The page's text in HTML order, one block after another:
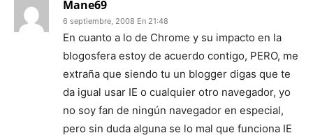
Mane69
6 septiembre, 2008 En 21:48
En cuanto a lo de Chrome y su impacto en la
blogosfera estoy de acuerdo contigo, PERO, me
extraña que siendo tu un blogger digas que te
da igual usar IE o cualquier otro navegador, yo
no soy fan de ningún navegador en especial,
pero sin duda alguna se lo mal que funciona IE